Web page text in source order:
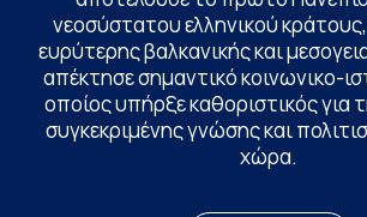
νεοσύστατου ελληνικού
ευρύτερης βαλκανικής και
απέκτησε σημαντικό κοινωνικο-
οποίος υπήρξε καθοριστικός για
συγκεκριμένης γνώσης και
χώρα.